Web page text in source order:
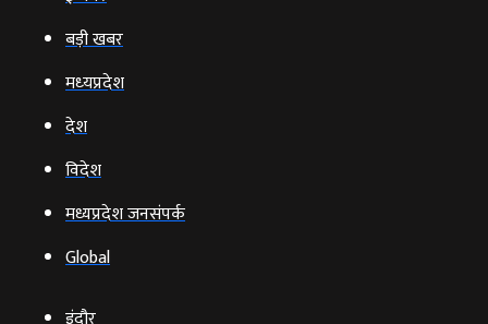
बड़ी खबर
मध्‍यप्रदेश
देश
विदेश
मध्यप्रदेश जनसंपर्क
Global